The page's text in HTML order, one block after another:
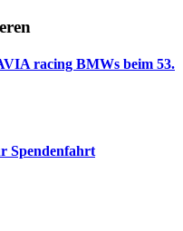
racing BMWs beim 53.
Spendenfahrt